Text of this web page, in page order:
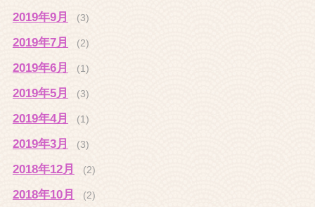
2019年9月 (3)
2019年7月 (2)
2019年6月 (1)
2019年5月 (3)
2019年4月 (1)
2019年3月 (3)
2018年12月 (2)
2018年10月 (2)